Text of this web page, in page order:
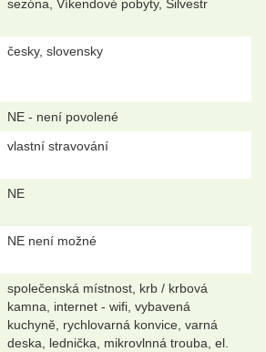
sezóna, Víkendové pobyty, Silvestr
česky, slovensky
NE - není povolené
vlastní stravování
NE
NE není možné
společenská místnost, krb / krbová
kamna, internet - wifi, vybavená
kuchyně, rychlovarná konvice, varná
deska, lednička, mikrovlnná trouba, el.